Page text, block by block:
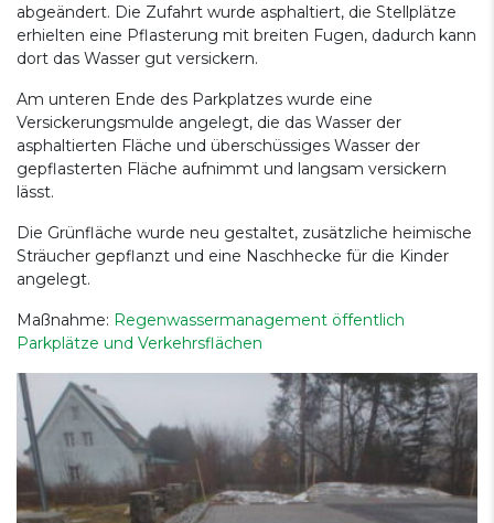
abgeändert. Die Zufahrt wurde asphaltiert, die Stellplätze
erhielten eine Pflasterung mit breiten Fugen, dadurch kann
dort das Wasser gut versickern.
Am unteren Ende des Parkplatzes wurde eine
Versickerungsmulde angelegt, die das Wasser der
asphaltierten Fläche und überschüssiges Wasser der
gepflasterten Fläche aufnimmt und langsam versickern
lässt.
Die Grünfläche wurde neu gestaltet, zusätzliche heimische
Sträucher gepflanzt und eine Naschhecke für die Kinder
angelegt.
Maßnahme: Regenwassermanagement öffentlich
Parkplätze und Verkehrsflächen